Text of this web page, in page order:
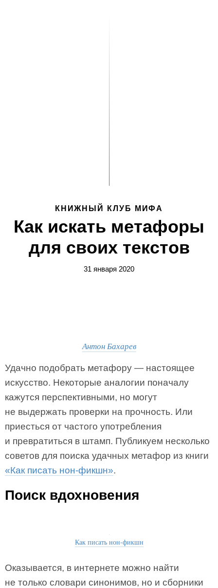
КНИЖНЫЙ КЛУБ МИФА
Как искать метафоры
для своих текстов
31 января 2020
Антон Бахарев
Удачно подобрать метафору — настоящее
искусство. Некоторые аналогии поначалу
кажутся перспективными, но могут
не выдержать проверки на прочность. Или
приесться от частого употребления
и превратиться в штамп. Публикуем несколько
советов для поиска удачных метафор из книги
«Как писать нон-фикшн».
Поиск вдохновения
Как писать нон-фикшн
Оказывается, в интернете можно найти
не только словари синонимов, но и сборники